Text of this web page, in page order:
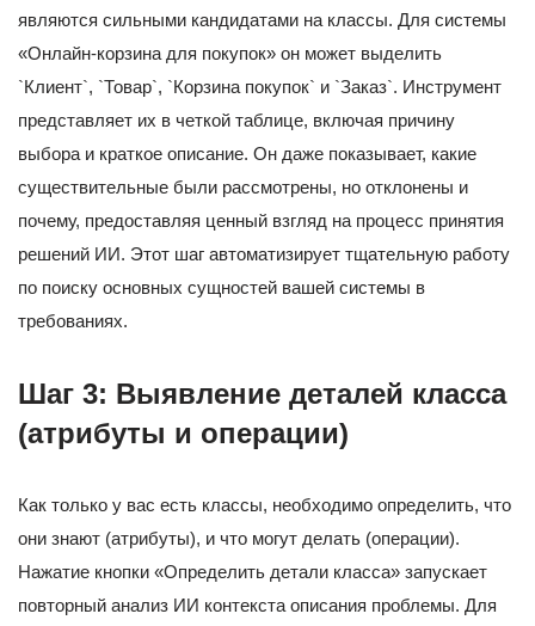
являются сильными кандидатами на классы. Для системы
«Онлайн-корзина для покупок» он может выделить
`Клиент`, `Товар`, `Корзина покупок` и `Заказ`. Инструмент
представляет их в четкой таблице, включая причину
выбора и краткое описание. Он даже показывает, какие
существительные были рассмотрены, но отклонены и
почему, предоставляя ценный взгляд на процесс принятия
решений ИИ. Этот шаг автоматизирует тщательную работу
по поиску основных сущностей вашей системы в
требованиях.
Шаг 3: Выявление деталей класса
(атрибуты и операции)
Как только у вас есть классы, необходимо определить, что
они знают (атрибуты), и что могут делать (операции).
Нажатие кнопки «Определить детали класса» запускает
повторный анализ ИИ контекста описания проблемы. Для